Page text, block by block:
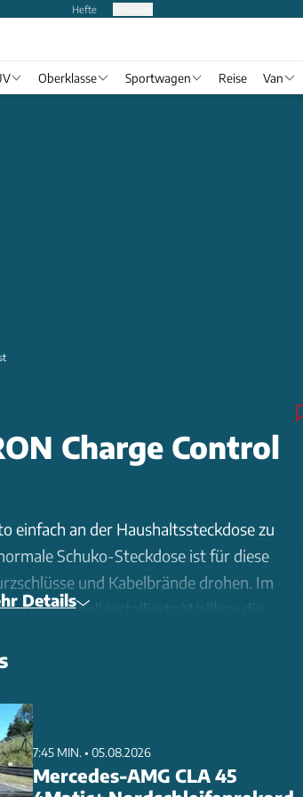
Hefte
Oberklasse Sportwagen Reise Van
Charge Control
einfach an der Haushaltssteckdose zu
Schuko-Steckdose ist für diese
und Kabelbrände drohen. Im
professionell installierte Wallbox die
Entscheidend ist die
qualifizierten Elektriker. Dieser prüft die
korrekt und stellt die optimale
Details
7:45 MIN. • 05.08.2026
Mercedes-AMG CLA 45